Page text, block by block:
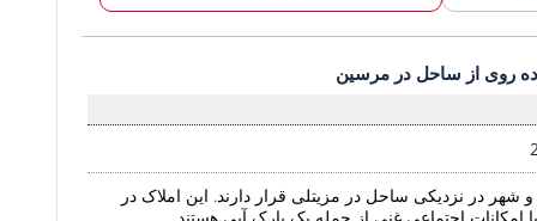
پیاده روی از ساحل در مرسین 2
روی از ساحل در مرسین
و شهر در نزدیکی ساحل در مزیتلی قرار دارند. این املاک در